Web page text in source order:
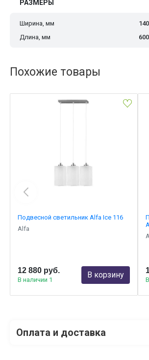
РАЗМЕРЫ
Ширина, мм
140
Длина, мм
600
Похожие товары
Подвесной светильник Alfa Ice 116
Alfa
12 880 руб.
В наличии 1
В корзину
Оплата и доставка